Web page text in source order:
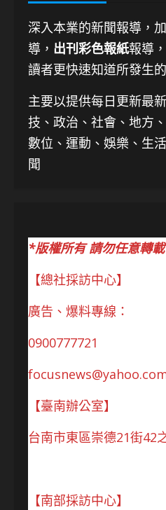
深入本業的新聞報導，
導， 出刊彩色報紙報導
讀者更快速知道所發生
主要以提供每日更新最
技、 政治、社會、地方
數位、運動、娛樂、生
聞
*版權所有 請勿任意轉
【總社採訪中心】
廣告、爆料專線：
0900777721
【臺南辦公室】
台南市東區崇德21街42
【南部採訪中心】